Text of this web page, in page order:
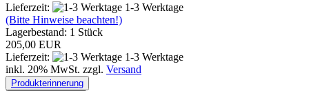
Lieferzeit:
1-3 Werktage
(Bitte Hinweise beachten!)
Lagerbestand: 1 Stück
205,00 EUR
Lieferzeit:
1-3 Werktage
inkl. 20% MwSt. zzgl. Versand
Produkterinnerung